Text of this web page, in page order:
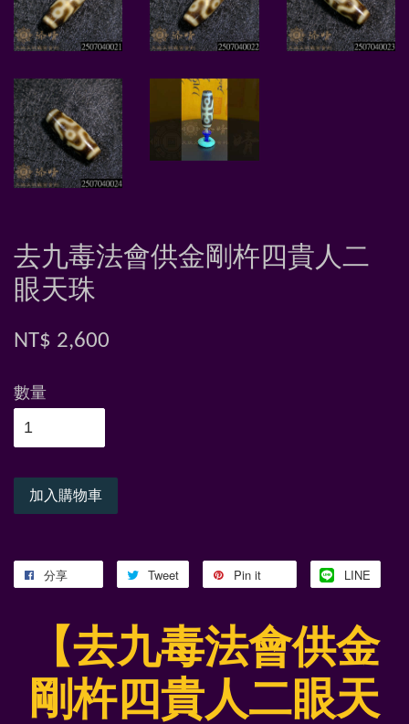
去九毒法會供金剛杵四貴人二
眼天珠
NT$ 2,600
數量
加入購物車
分享 Tweet Pin it LINE
【去九毒法會供金
剛杵四貴人二眼天